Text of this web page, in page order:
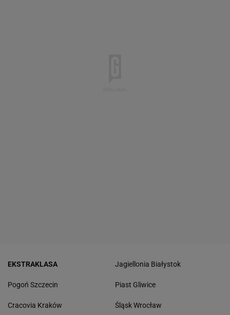
EKSTRAKLASA
Pogoń Szczecin
Cracovia Kraków
Jagiellonia Białystok
Piast Gliwice
Śląsk Wrocław